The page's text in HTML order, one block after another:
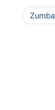
Zumba